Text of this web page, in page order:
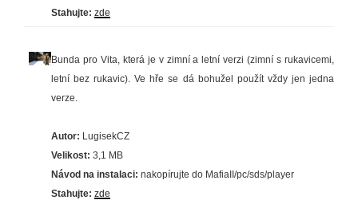
Stahujte: zde
Bunda pro Vita, která je v zimní a letní verzi (zimní s rukavicemi,
letní bez rukavic). Ve hře se dá bohužel použít vždy jen jedna
verze.
Autor: LugisekCZ
Velikost: 3,1 MB
Návod na instalaci: nakopírujte do MafiaII/pc/sds/player
Stahujte: zde